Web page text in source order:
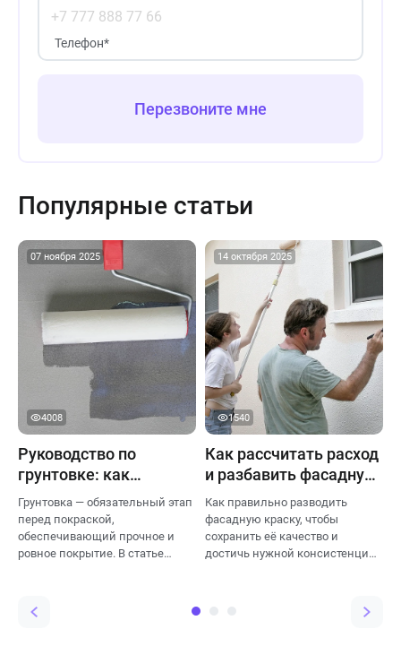
Телефон*
Перезвоните мне
Популярные статьи
07 ноября 2025
4008
12 мин
Руководство по
грунтовке: как
разбавлять, наносить,
рассчитывать расход и
время высыхания
Грунтовка — обязательный этап
перед покраской,
обеспечивающий прочное и
ровное покрытие. В статье
способы разбавления и нормы
расхода.
14 октября 2025
1540
14 мин
Как рассчитать расход
и разбавить фасадную
краску
Как правильно разводить
фасадную краску, чтобы
сохранить её качество и
достичь нужной консистенции.